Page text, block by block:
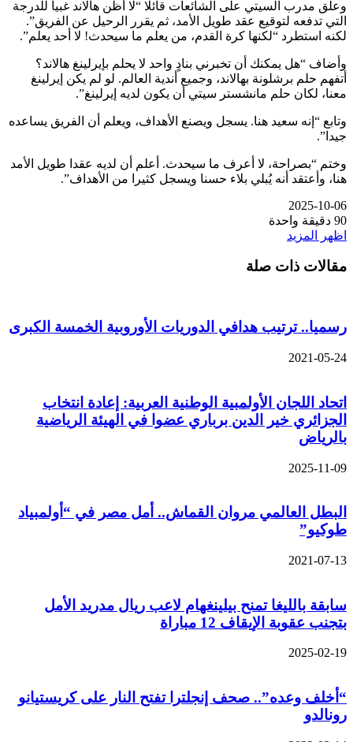
وعلق مدرب السيتي على الشائعات قائلا “لا أظن هالاند غبيا للدرجة
التي تدفعه لتوقيع عقد طويل الأمد، ثم يقرر الرحيل عن الفريق”.
لكنه استطرد “لكنها كرة القدم، من يعلم ما سيحدث! لا أحد يعلم”.
وأضاف “هل يمكنك أن تخبرني بنادٍ واحد لا يحلم بإيرلينغ هالاند؟
أتفهم حلم برشلونة بهالاند، وجميع أندية العالم. لو لم يكن إيرلينغ
معنا، لكان حلم مانشستر سيتي أن يكون لديه إيرلينغ”.
وتابع “إنه سعيد هنا. يسجل ويصنع الأهداف، ويعلم أن الفريق يساعده
جيدا”.
وختم “بصراحة، لا أعرف ما سيحدث. أعلم أن لديه عقدا طويل الأمد
هنا، وأعتقد أنه يُبلي بلاء حسنا ويسجل كثيرا من الأهداف”.
2025-10-06
90 دقيقة واحدة
اظهر المزيد
مقالات ذات صلة
رسميا.. ترتيب هدافي الدوريات الأوروبية الخمسة الكبرى
2021-05-24
اتحاد اللجان الأولمبية الوطنية العربية: إعادة انتخاب
الجزائري خير الدين برباري عضوا في الهيئة الرياضية
بالرياض
2025-11-09
البطل العالمي مروان القماش.. أمل مصر في “أولمبياد
طوكيو”
2021-07-13
سابقة بالليغا تمنح بيلينغهام لاعب ريال مدريد الأمل
بتجنب عقوبة الإيقاف 12 مباراة
2025-02-19
“أخلف وعده”.. صحف إنجلترا تفتح النار على كريستيانو
رونالدو